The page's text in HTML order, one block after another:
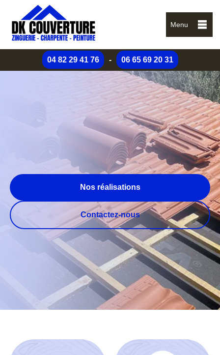
Menu
04 82 29 41 76 - 06 65 69 20 31
Nos réalisations
Contactez-nous